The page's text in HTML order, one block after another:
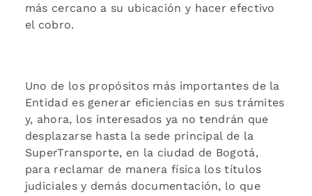
más cercano a su ubicación y hacer efectivo
el cobro.
Uno de los propósitos más importantes de la
Entidad es generar eficiencias en sus trámites
y, ahora, los interesados ya no tendrán que
desplazarse hasta la sede principal de la
SuperTransporte, en la ciudad de Bogotá,
para reclamar de manera física los títulos
judiciales y demás documentación, lo que